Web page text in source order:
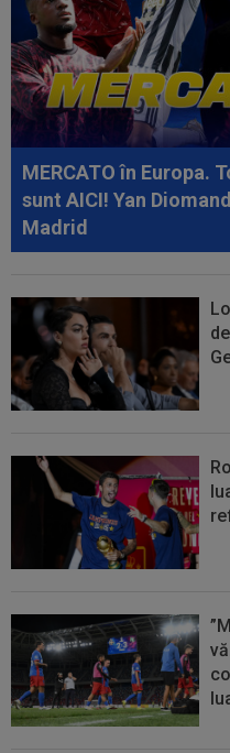
stele pentru Regina Europei...
20:04 LIVE VIDEO&TEXT
ACUM, pe Digi Sport 1.
20:03
Andrei Rațiu, pus ”la
Ipswich - Rayo 3-0:
20:01
Cel mai bogat om
unui român: ”Nu vrem să te
MERCATO în Europa.
sunt AICI! Yan
Madrid